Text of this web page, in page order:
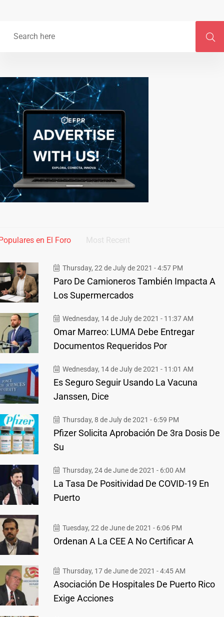
en El Foro Most Recent
Thursday, 22 de July de 2021 - 4:57 PM
Paro De Camioneros También Impacta A
Los Supermercados
Wednesday, 14 de July de 2021 - 11:37 AM
Omar Marreo: LUMA Debe Entregar
Documentos Requeridos Por
Wednesday, 14 de July de 2021 - 11:01 AM
Es Seguro Seguir Usando La Vacuna
Janssen, Dice
Thursday, 8 de July de 2021 - 6:59 PM
Pfizer Solicita Aprobación De 3ra Dosis De
Su
Thursday, 24 de June de 2021 - 6:00 AM
La Tasa De Positividad De COVID-19 En
Puerto
Tuesday, 22 de June de 2021 - 6:06 PM
Ordenan A La CEE A No Certificar A
Thursday, 17 de June de 2021 - 4:45 AM
Asociación De Hospitales De Puerto Rico
Exige Acciones